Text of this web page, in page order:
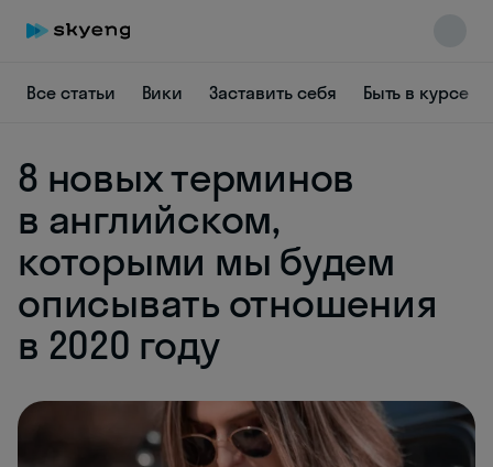
Все статьи Вики Заставить себя Быть в курсе
8 новых терминов
в английском,
которыми мы будем
описывать отношения
в 2020 году
Skyeng Chat
online